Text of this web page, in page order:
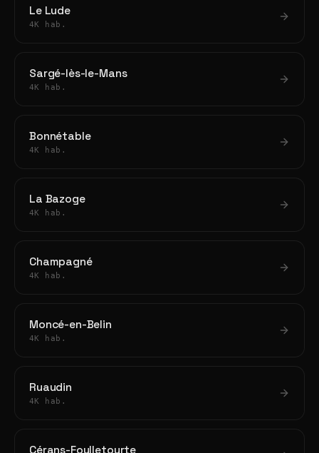
Le Lude
4K hab.
Sargé-lès-le-Mans
4K hab.
Bonnétable
4K hab.
La Bazoge
4K hab.
Champagné
4K hab.
Moncé-en-Belin
4K hab.
Ruaudin
4K hab.
Cérans-Foulletourte